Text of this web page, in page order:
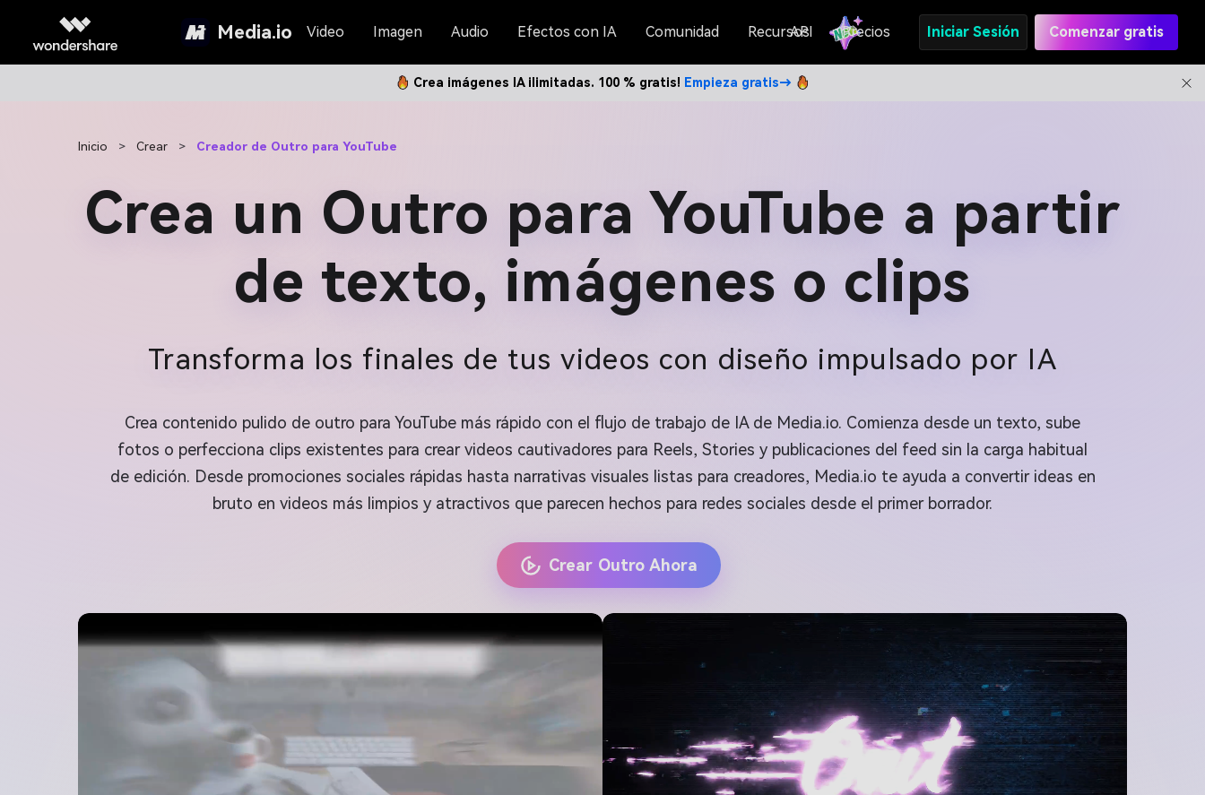
Media.io Video Imagen Audio Efectos con IA Comunidad Recursos
API Precios Iniciar Sesión Comenzar gratis
Crea imágenes IA ilimitadas. 100 % gratis! Empieza gratis→
Inicio > Crear > Creador de Outro para YouTube
Crea un Outro para YouTube a partir
de texto, imágenes o clips
Transforma los finales de tus videos con diseño impulsado por IA
Crea contenido pulido de outro para YouTube más rápido con el flujo de trabajo de IA de Media.io. Comienza desde un texto, sube
fotos o perfecciona clips existentes para crear videos cautivadores para Reels, Stories y publicaciones del feed sin la carga habitual
de edición. Desde promociones sociales rápidas hasta narrativas visuales listas para creadores, Media.io te ayuda a convertir ideas en
bruto en videos más limpios y atractivos que parecen hechos para redes sociales desde el primer borrador.
Crear Outro Ahora